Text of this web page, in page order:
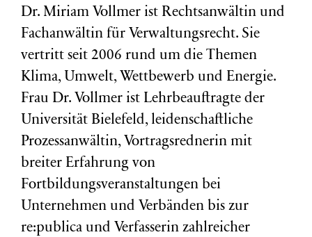
Dr. Miriam Vollmer ist Rechtsanwältin und
Fachanwältin für Verwaltungsrecht. Sie
vertritt seit 2006 rund um die Themen
Klima, Umwelt, Wettbewerb und Energie.
Frau Dr. Vollmer ist Lehrbeauftragte der
Universität Bielefeld, leidenschaftliche
Prozessanwältin, Vortragsrednerin mit
breiter Erfahrung von
Fortbildungsveranstaltungen bei
Unternehmen und Verbänden bis zur
re:publica und Verfasserin zahlreicher